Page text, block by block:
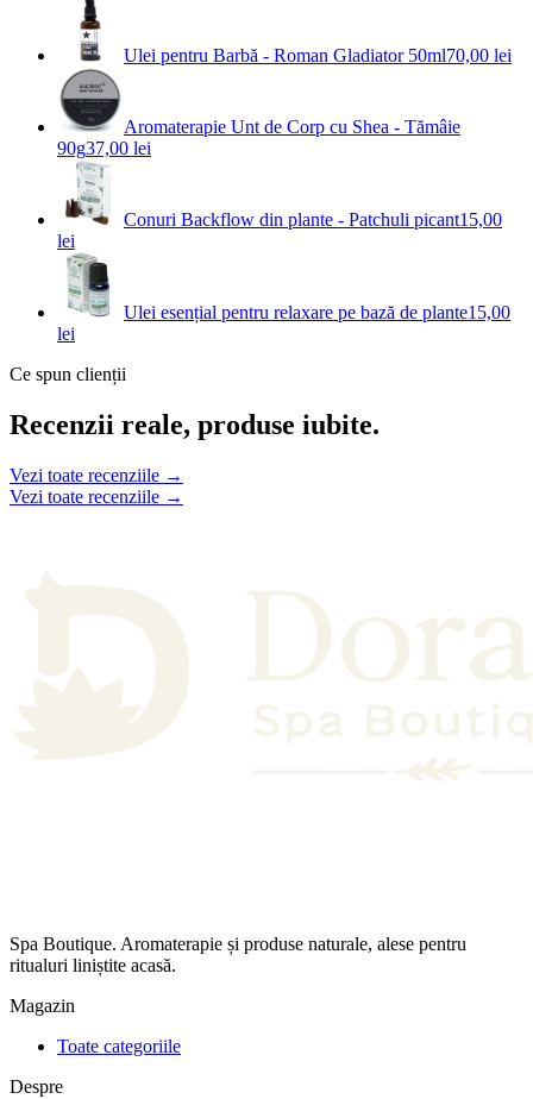
Ulei pentru Barbă - Roman Gladiator 50ml70,00 lei
Aromaterapie Unt de Corp cu Shea - Tămâie
90g37,00 lei
Conuri Backflow din plante - Patchuli picant15,00
lei
Ulei esențial pentru relaxare pe bază de plante15,00
lei
Ce spun clienții
Recenzii reale, produse iubite.
Vezi toate recenziile →
Vezi toate recenziile →
Spa Boutique. Aromaterapie și produse naturale, alese pentru
ritualuri liniștite acasă.
Magazin
Toate categoriile
Despre